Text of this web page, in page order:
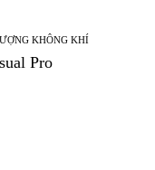
KHÔNG KHÍ
Pro